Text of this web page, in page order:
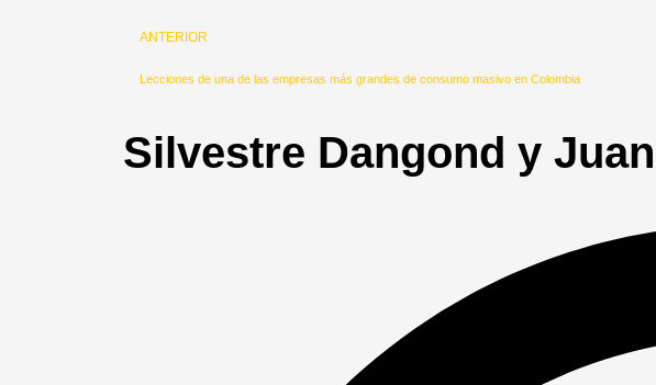
Prev
ANTERIOR
Lecciones de una de las empresas más grandes de consumo masivo en Colombia
Silvestre Dangond y